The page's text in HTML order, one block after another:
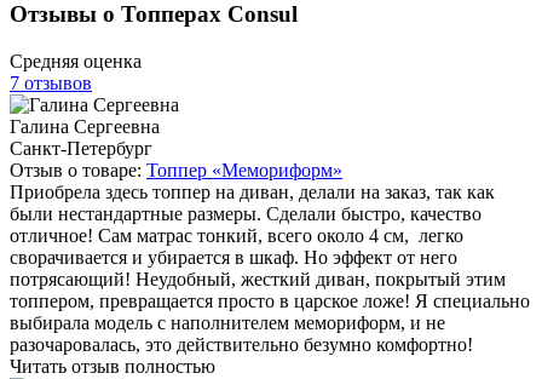
Отзывы о Топперах Consul
Средняя оценка
7 отзывов
Галина Сергеевна
Санкт-Петербург
Отзыв о товаре: Топпер «Мемориформ»
Приобрела здесь топпер на диван, делали на заказ, так как
были нестандартные размеры. Сделали быстро, качество
отличное! Сам матрас тонкий, всего около 4 см, легко
сворачивается и убирается в шкаф. Но эффект от него
потрясающий! Неудобный, жесткий диван, покрытый этим
топпером, превращается просто в царское ложе! Я специально
выбирала модель с наполнителем мемориформ, и не
разочаровалась, это действительно безумно комфортно!
Читать отзыв полностью